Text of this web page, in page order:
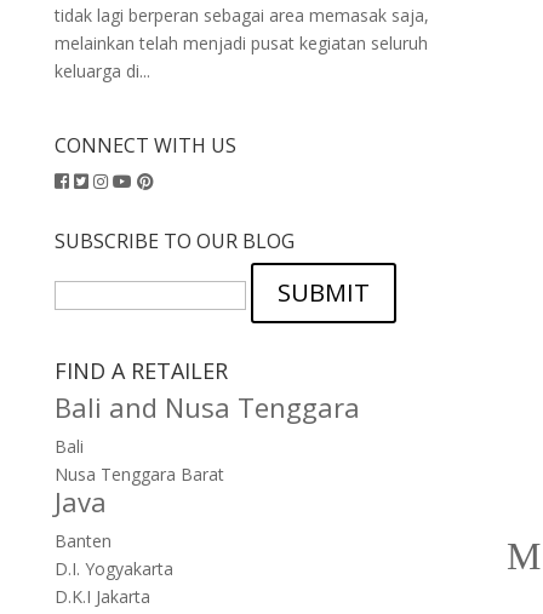
tidak lagi berperan sebagai area memasak saja,
melainkan telah menjadi pusat kegiatan seluruh
keluarga di...
CONNECT WITH US
SUBSCRIBE TO OUR BLOG
SUBMIT
FIND A RETAILER
Bali and Nusa Tenggara
Bali
Nusa Tenggara Barat
Java
Banten
D.I. Yogyakarta
D.K.I Jakarta